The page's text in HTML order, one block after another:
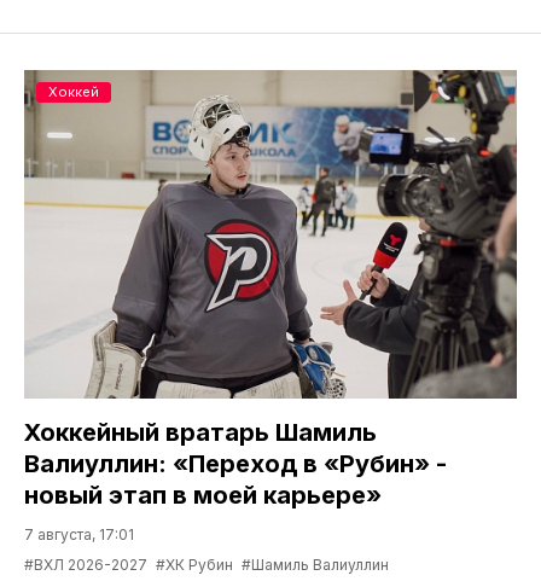
Хоккейный вратарь Шамиль
Валиуллин: «Переход в «Рубин» -
новый этап в моей карьере»
7 августа, 17:01
#ВХЛ 2026-2027 #ХК Рубин #Шамиль Валиуллин
Хоккей